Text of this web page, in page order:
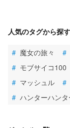
人気のタグから探す
# 魔女の旅々 #
# モブサイコ100
# マッシュル #
# ハンターハンタ